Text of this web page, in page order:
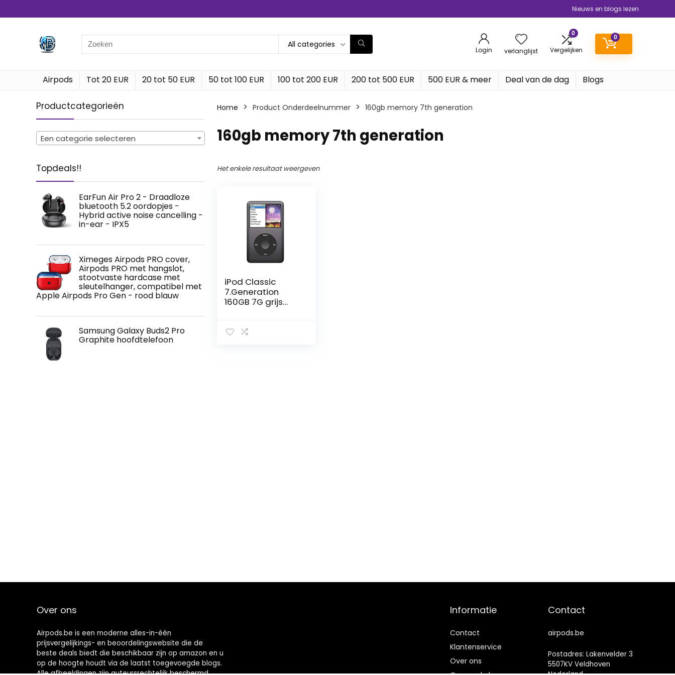
Nieuws en blogs lezen
Search
for:
All categories
Login verlanglijst
0
Vergelijken
0
Airpods Tot 20 EUR 20 tot 50 EUR 50 tot 100 EUR 100 tot 200 EUR 200 tot 500 EUR 500 EUR & meer Deal van de dag Blogs
Productcategorieën
Een categorie selecteren
Topdeals!!
EarFun Air Pro 2 - Draadloze
bluetooth 5.2 oordopjes -
Hybrid active noise cancelling -
in-ear - IPX5
Ximeges Airpods PRO cover,
Airpods PRO met hangslot,
stootvaste hardcase met
sleutelhanger, compatibel met
Apple Airpods Pro Gen - rood blauw
Samsung Galaxy Buds2 Pro
Graphite hoofdtelefoon
Home Product Onderdeelnummer ‎160gb memory 7th generation
‎160gb memory 7th generation
Het enkele resultaat weergeven
iPod Classic
7.Generation
160GB 7G grijs
zwart/spacegrey.
Over ons
Airpods.be is een moderne alles-in-één
prijsvergelijkings- en beoordelingswebsite die de
beste deals biedt die beschikbaar zijn op amazon en u
op de hoogte houdt via de laatst toegevoegde blogs.
Alle afbeeldingen zijn auteursrechtelijk beschermd
Informatie
Contact
Klantenservice
Over ons
Contact
airpods.be
Postadres: Lakenvelder 3
5507KV Veldhoven